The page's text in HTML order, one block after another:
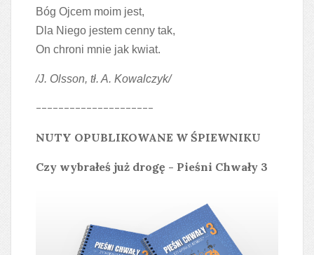
Bóg Ojcem moim jest,
Dla Niego jestem cenny tak,
On chroni mnie jak kwiat.
/J. Olsson, tł. A. Kowalczyk/
---------------------
NUTY OPUBLIKOWANE W ŚPIEWNIKU
Czy wybrałeś już drogę - Pieśni Chwały 3